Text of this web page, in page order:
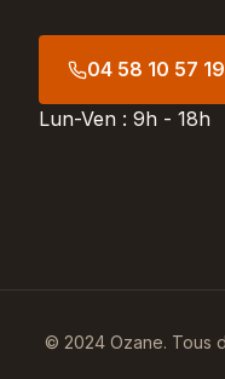
04 58 10 57 19
Lun-Ven : 9h - 18h
© 2024 Ozane. Tous